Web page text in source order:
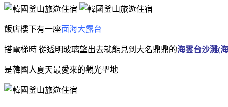
飯店樓下有一座面海大露台
搭電梯時 從透明玻璃望出去就能見到大名鼎鼎的海雲台沙灘(
是韓國人夏天最愛來的觀光聖地